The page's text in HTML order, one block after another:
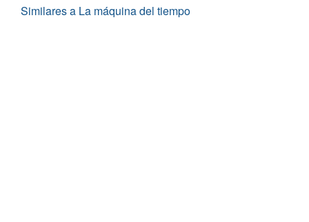
Similares a La máquina del tiempo